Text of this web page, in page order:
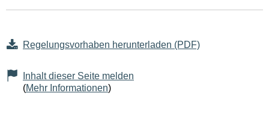
Regelungsvorhaben herunterladen (PDF)
Inhalt dieser Seite melden
(Mehr Informationen)